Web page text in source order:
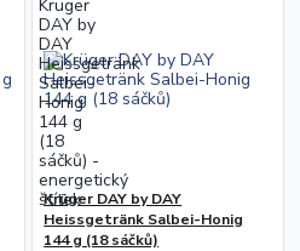
Krüger DAY by DAY
Heissgetränk Salbei-Honig
144 g (18 sáčků)